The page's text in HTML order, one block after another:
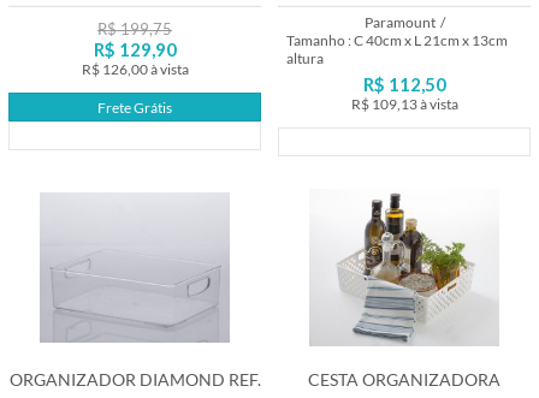
INO4586
R$ 199,75
R$ 129,90
R$ 126,00à vista
Frete Grátis
Paramount /
Tamanho : C 40cm x L 21cm x 13cm
altura
R$ 112,50
R$ 109,13à vista
ORGANIZADOR DIAMOND REF.
CESTA ORGANIZADORA